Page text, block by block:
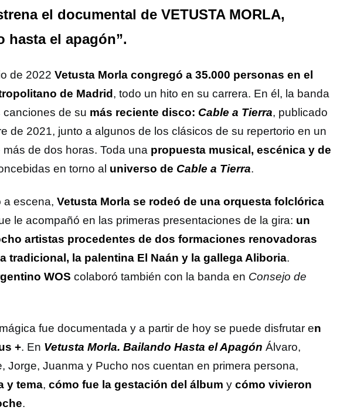
el documental de VETUSTA MORLA,
hasta el apagón”.
de 2022 Vetusta Morla congregó a 35.000 personas en el
de Madrid , todo un hito en su carrera. En él, la banda
canciones de su más reciente disco: Cable a Tierra, publicado
de 2021, junto a algunos de los clásicos de su repertorio en un
de dos horas. Toda una propuesta musical, escénica y de
en torno al universo de Cable a Tierra.
a escena, Vetusta Morla se rodeó de una orquesta folclórica
le acompañó en las primeras presentaciones de la gira: un
artistas procedentes de dos formaciones renovadoras
tradicional, la palentina El Naán y la gallega Aliboria.
WOS colaboró también con la banda en Consejo de
fue documentada y a partir de hoy se puede disfrutar en
+. En Vetusta Morla. Bailando Hasta el Apagón Álvaro,
Jorge, Juanma y Pucho nos cuentan en primera persona,
y tema, cómo fue la gestación del álbum y cómo vivieron
.